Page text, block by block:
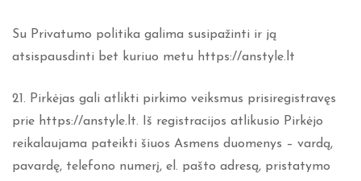
Su Privatumo politika galima susipažinti ir ją
atsispausdinti bet kuriuo metu https://anstyle.lt
21. Pirkėjas gali atlikti pirkimo veiksmus prisiregistravęs
prie https://anstyle.lt. Iš registracijos atlikusio Pirkėjo
reikalaujama pateikti šiuos Asmens duomenys – vardą,
pavardę, telefono numerį, el. pašto adresą, pristatymo